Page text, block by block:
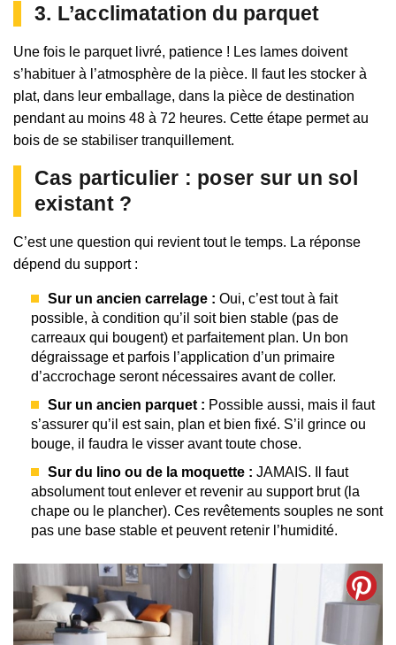
3. L’acclimatation du parquet
Une fois le parquet livré, patience ! Les lames doivent
s’habituer à l’atmosphère de la pièce. Il faut les stocker à
plat, dans leur emballage, dans la pièce de destination
pendant au moins 48 à 72 heures. Cette étape permet au
bois de se stabiliser tranquillement.
Cas particulier : poser sur un sol
existant ?
C’est une question qui revient tout le temps. La réponse
dépend du support :
Sur un ancien carrelage : Oui, c’est tout à fait
possible, à condition qu’il soit bien stable (pas de
carreaux qui bougent) et parfaitement plan. Un bon
dégraissage et parfois l’application d’un primaire
d’accrochage seront nécessaires avant de coller.
Sur un ancien parquet : Possible aussi, mais il faut
s’assurer qu’il est sain, plan et bien fixé. S’il grince ou
bouge, il faudra le visser avant toute chose.
Sur du lino ou de la moquette : JAMAIS. Il faut
absolument tout enlever et revenir au support brut (la
chape ou le plancher). Ces revêtements souples ne sont
pas une base stable et peuvent retenir l’humidité.